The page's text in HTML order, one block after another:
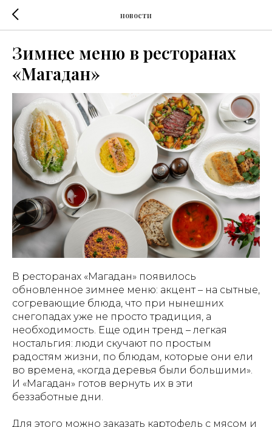
новости
Зимнее меню в ресторанах
«Магадан»
В ресторанах «Магадан» появилось
обновленное зимнее меню: акцент – на сытные,
согревающие блюда, что при нынешних
снегопадах уже не просто традиция, а
необходимость. Еще один тренд – легкая
ностальгия: люди скучают по простым
радостям жизни, по блюдам, которые они ели
во времена, «когда деревья были большими».
И «Магадан» готов вернуть их в эти
беззаботные дни.
Для этого можно заказать картофель с мясом и